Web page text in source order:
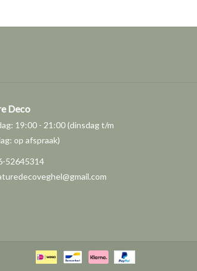
Deco
19:00 - 21:00 (dinsdag t/m
op afspraak)
52645314